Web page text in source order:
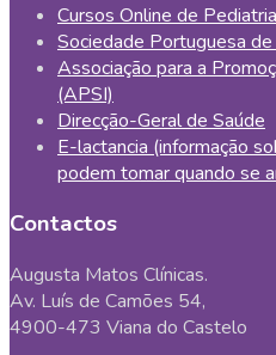
Cursos Online de
Sociedade Portuguesa
Associação para a
(APSI)
Direcção-Geral de Saúde
E-lactancia (informação
podem tomar quando se
Contactos
Augusta Matos Clínicas.
Av. Luís de Camões 54,
4900-473 Viana do Castelo